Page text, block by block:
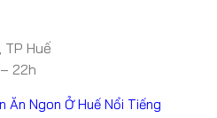
Huế
22h
Ăn Ngon Ở Huế Nổi Tiếng